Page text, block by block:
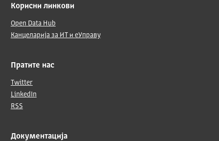
Корисни линкови
Open Data Hub
Канцеларија за ИТ и еУправу
Пратите нас
Twitter
LinkedIn
RSS
Документација